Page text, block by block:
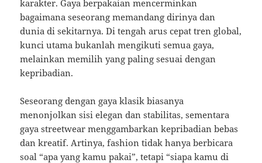
karakter. Gaya berpakaian mencerminkan
bagaimana seseorang memandang dirinya dan
dunia di sekitarnya. Di tengah arus cepat tren global,
kunci utama bukanlah mengikuti semua gaya,
melainkan memilih yang paling sesuai dengan
kepribadian.
Seseorang dengan gaya klasik biasanya
menonjolkan sisi elegan dan stabilitas, sementara
gaya streetwear menggambarkan kepribadian bebas
dan kreatif. Artinya, fashion tidak hanya berbicara
soal “apa yang kamu pakai”, tetapi “siapa kamu di